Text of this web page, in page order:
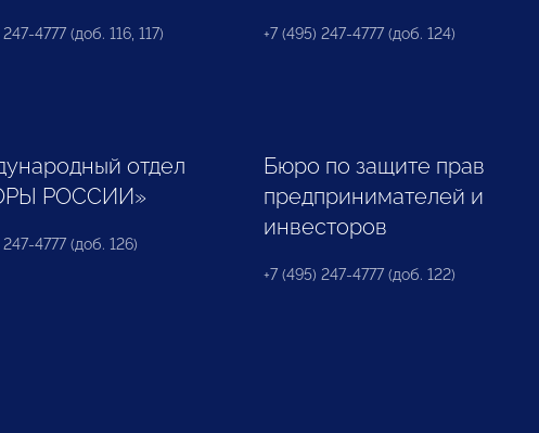
4777 (доб. 116, 117) +7 (495) 247-4777 (доб. 124)
отдел
РОССИИ»
247-4777 (доб. 126)
Бюро по защите прав
предпринимателей и
инвесторов
+7 (495) 247-4777 (доб. 122)